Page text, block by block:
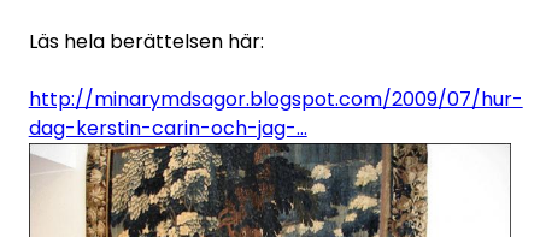
Läs hela berättelsen här:
http://minarymdsagor.blogspot.com/2009/07/hur-
dag-kerstin-carin-och-jag-...